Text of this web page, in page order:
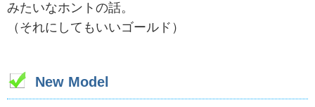
みたいなホントの話。
（それにしてもいいゴールド）
New Model